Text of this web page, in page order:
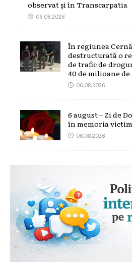
observat și în Transcarpatia
06.08.2026
În regiunea
destructurată o
de trafic de
40 de milioane
06.08.2026
6 august – Zi de
în memoria
06.08.2026